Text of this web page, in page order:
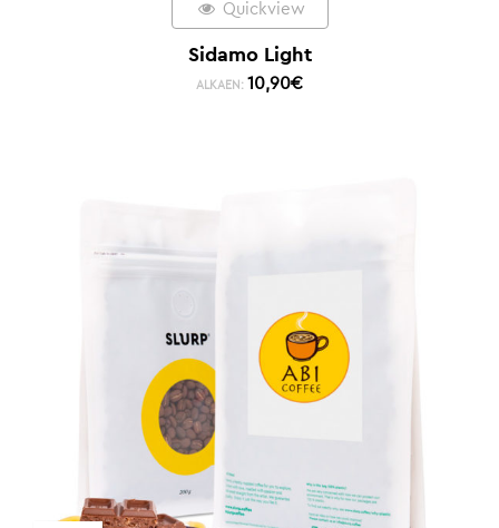
Quickview
Sidamo Light
ALKAEN: 10,90€